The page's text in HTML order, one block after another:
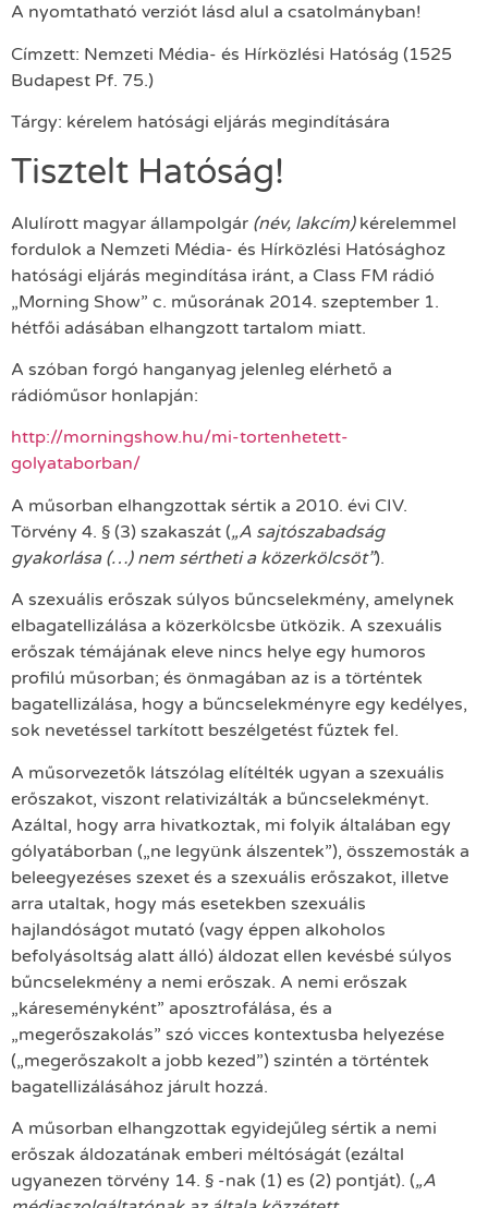
A nyomtatható verziót lásd alul a csatolmányban!
Címzett: Nemzeti Média- és Hírközlési Hatóság (1525
Budapest Pf. 75.)
Tárgy: kérelem hatósági eljárás megindítására
Tisztelt Hatóság!
Alulírott magyar állampolgár (név, lakcím)kérelemmel
fordulok a Nemzeti Média- és Hírközlési Hatósághoz
hatósági eljárás megindítása iránt, a Class FM rádió
„Morning Show” c. műsorának 2014. szeptember 1.
hétfői adásában elhangzott tartalom miatt.
A szóban forgó hanganyag jelenleg elérhető a
rádióműsor honlapján:
http://morningshow.hu/mi-tortenhetett-
golyataborban/
A műsorban elhangzottak sértik a 2010. évi CIV.
Törvény 4. § (3) szakaszát („A sajtószabadság
gyakorlása (…) nem sértheti a közerkölcsöt”).
A szexuális erőszak súlyos bűncselekmény, amelynek
elbagatellizálása a közerkölcsbe ütközik. A szexuális
erőszak témájának eleve nincs helye egy humoros
profilú műsorban; és önmagában az is a történtek
bagatellizálása, hogy a bűncselekményre egy kedélyes,
sok nevetéssel tarkított beszélgetést fűztek fel.
A műsorvezetők látszólag elítélték ugyan a szexuális
erőszakot, viszont relativizálták a bűncselekményt.
Azáltal, hogy arra hivatkoztak, mi folyik általában egy
gólyatáborban („ne legyünk álszentek”), összemosták a
beleegyezéses szexet és a szexuális erőszakot, illetve
arra utaltak, hogy más esetekben szexuális
hajlandóságot mutató (vagy éppen alkoholos
befolyásoltság alatt álló) áldozat ellen kevésbé súlyos
bűncselekmény a nemi erőszak. A nemi erőszak
„káreseményként” aposztrofálása, és a
„megerőszakolás” szó vicces kontextusba helyezése
(„megerőszakolt a jobb kezed”) szintén a történtek
bagatellizálásához járult hozzá.
A műsorban elhangzottak egyidejűleg sértik a nemi
erőszak áldozatának emberi méltóságát (ezáltal
ugyanezen törvény 14. § -nak (1) es (2) pontját). („A